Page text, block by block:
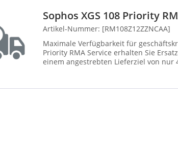
Sophos XGS 108 Priority
Artikel-Nummer: [RM108Z12ZZNCAA]
Maximale Verfügbarkeit für geschäftskritische
Priority RMA Service erhalten Sie
einem angestrebten Lieferziel von nur